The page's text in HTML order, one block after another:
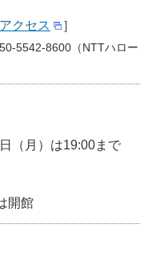
アクセス ］
5542-8600（NTTハロー
（月）は19:00まで
開館